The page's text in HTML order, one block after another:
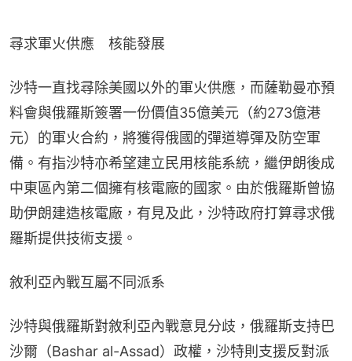
尋求軍火供應　核能發展
沙特一直找尋除美國以外的軍火供應，而薩勒曼亦預
料會與俄羅斯簽署一份價值35億美元（約273億港
元）的軍火合約，將獲得俄國的彈道導彈及防空軍
備。有指沙特亦希望建立民用核能系統，繼伊朗後成
中東區內第二個擁有核電廠的國家。由於俄羅斯曾協
助伊朗建造核電廠，有見及此，沙特政府打算尋求俄
羅斯提供技術支援。
敘利亞內戰互屬不同派系
沙特與俄羅斯對敘利亞內戰意見分歧，俄羅斯支持巴
沙爾（Bashar al-Assad）政權，沙特則支援反對派